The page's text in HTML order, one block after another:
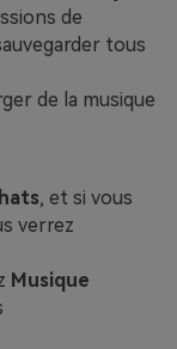
de
tous
de la musique
, et si vous
verrez
Musique